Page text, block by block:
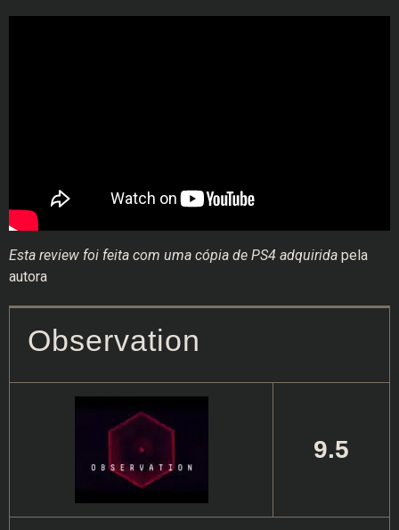
Esta review foi feita com uma cópia de PS4 adquirida pela
autora
Observation
9.5